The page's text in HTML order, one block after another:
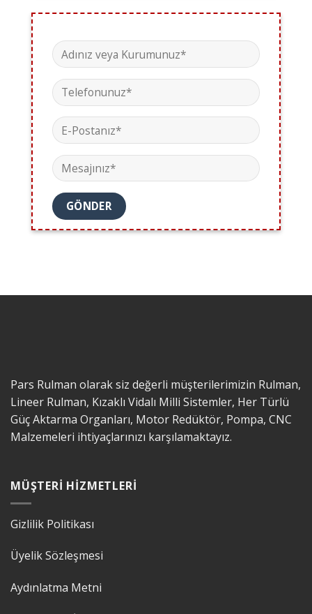
Pars Rulman olarak siz değerli müşterilerimizin Rulman,
Lineer Rulman, Kızaklı Vidalı Milli Sistemler, Her Türlü
Güç Aktarma Organları, Motor Redüktör, Pompa, CNC
Malzemeleri ihtiyaçlarınızı karşılamaktayız.
MÜŞTERI HIZMETLERI
Gizlilik Politikası
Üyelik Sözleşmesi
Aydınlatma Metni